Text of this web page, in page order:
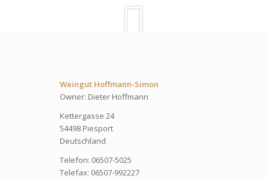
Weingut Hoffmann-Simon
Owner: Dieter Hoffmann
Kettergasse 24
54498 Piesport
Deutschland
Telefon: 06507-5025
Telefax: 06507-992227